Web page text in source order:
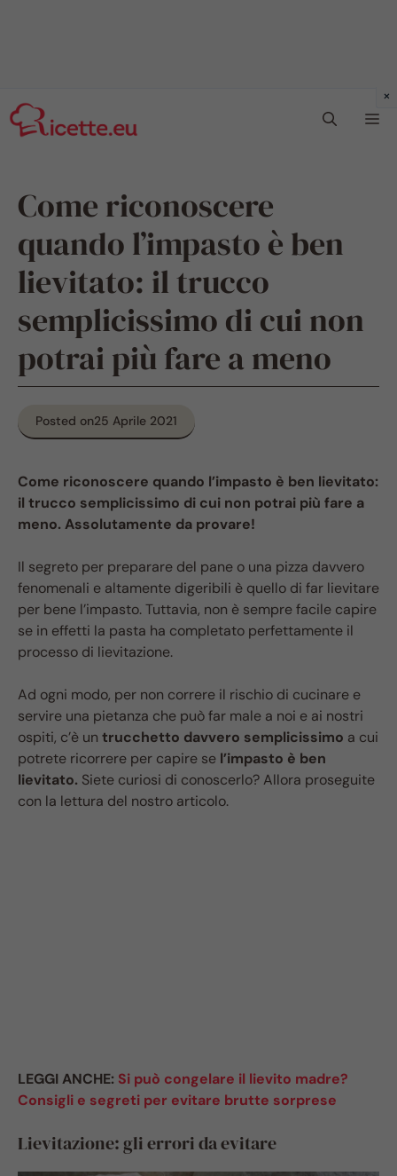
al
contenuto
Come riconoscere
quando l’impasto è ben
lievitato: il trucco
semplicissimo di cui non
potrai più fare a meno
Posted on25 Aprile 2021
Come riconoscere quando l’impasto è ben lievitato:
il trucco semplicissimo di cui non potrai più fare a
meno. Assolutamente da provare!
Il segreto per preparare del pane o una pizza davvero
fenomenali e altamente digeribili è quello di far lievitare
per bene l’impasto. Tuttavia, non è sempre facile capire
se in effetti la pasta ha completato perfettamente il
processo di lievitazione.
Ad ogni modo, per non correre il rischio di cucinare e
servire una pietanza che può far male a noi e ai nostri
ospiti, c’è un trucchetto davvero semplicissimo a cui
potrete ricorrere per capire se l’impasto è ben
lievitato. Siete curiosi di conoscerlo? Allora proseguite
con la lettura del nostro articolo.
LEGGI ANCHE: Si può congelare il lievito madre?
Consigli e segreti per evitare brutte sorprese
Lievitazione: gli errori da evitare